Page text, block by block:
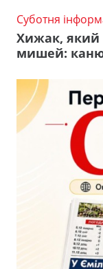
Суботня
Хижак, який
мишей: